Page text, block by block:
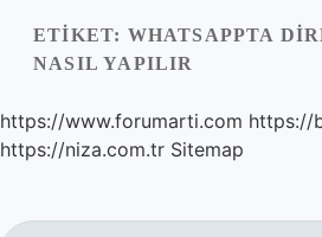
Yasal Uyarı
ETIKET: WHATSAPPTA
NASIL YAPILIR
https://www.forumarti.com https://
https://niza.com.tr Sitemap